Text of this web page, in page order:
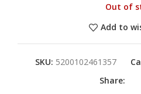
Out of
Add to
SKU: 5200102461357
Share: